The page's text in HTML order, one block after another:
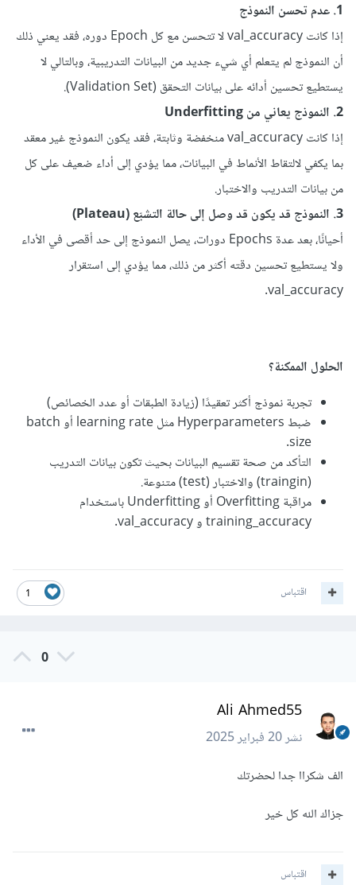
1. عدم تحسن النموذج
إذا كانت val_accuracy لا تتحسن مع كل Epoch دوره، فقد يعني ذلك
أن النموذج لم يتعلم أي شيء جديد من البيانات التدريبية، وبالتالي لا
يستطيع تحسين أدائه على بيانات التحقق (Validation Set).
2. النموذج يعاني من Underfitting
إذا كانت val_accuracy منخفضة وثابتة، فقد يكون النموذج غير معقد
بما يكفي لالتقاط الأنماط في البيانات، مما يؤدي إلى أداء ضعيف على كل
من بيانات التدريب والاختبار.
3. النموذج قد يكون قد وصل إلى حالة التشبّع (Plateau)
أحيانًا، بعد عدة Epochs دورات، يصل النموذج إلى حد أقصى في الأداء
ولا يستطيع تحسين دقته أكثر من ذلك، مما يؤدي إلى استقرار
val_accuracy.
الحلول الممكنة؟
تجربة نموذج أكثر تعقيدًا (زيادة الطبقات أو عدد الخصائص)
ضبط Hyperparameters مثل learning rate أو batch
size.
التأكد من صحة تقسيم البيانات بحيث تكون بيانات التدريب
مراقبة Overfitting أو Underfitting باستخدام
training_accuracy و val_accuracy.
1 اقتباس
0
Ali Ahmed55
نشر20 فبراير 2025
الف شكراا جدا لحضرتك
جزاك الله كل خير
اقتباس